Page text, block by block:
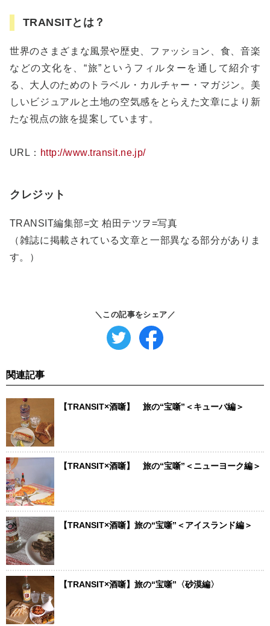
TRANSITとは？
世界のさまざまな風景や歴史、ファッション、食、音楽
などの文化を、“旅”というフィルターを通して紹介す
る、大人のためのトラベル・カルチャー・マガジン。美
しいビジュアルと土地の空気感をとらえた文章により新
たな視点の旅を提案しています。
URL： http://www.transit.ne.jp/
クレジット
TRANSIT編集部=文 柏田テツヲ=写真
（雑誌に掲載されている文章と一部異なる部分がありま
す。）
＼この記事をシェア／
関連記事
【TRANSIT×酒噺】 旅の“宝噺”＜キューバ編＞
【TRANSIT×酒噺】 旅の“宝噺”＜ニューヨーク編＞
【TRANSIT×酒噺】旅の“宝噺”＜アイスランド編＞
【TRANSIT×酒噺】旅の“宝噺”〈砂漠編〉